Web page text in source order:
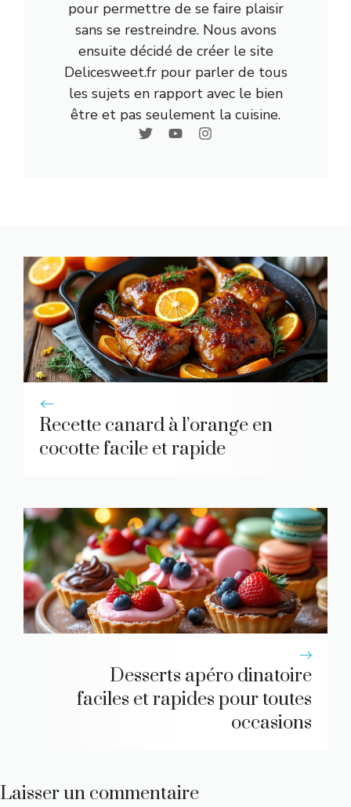
pour permettre de se faire plaisir
sans se restreindre. Nous avons
ensuite décidé de créer le site
Delicesweet.fr pour parler de tous
les sujets en rapport avec le bien
être et pas seulement la cuisine.
Recette canard à l’orange en
cocotte facile et rapide
Desserts apéro dinatoire
faciles et rapides pour toutes
occasions
Laisser un commentaire